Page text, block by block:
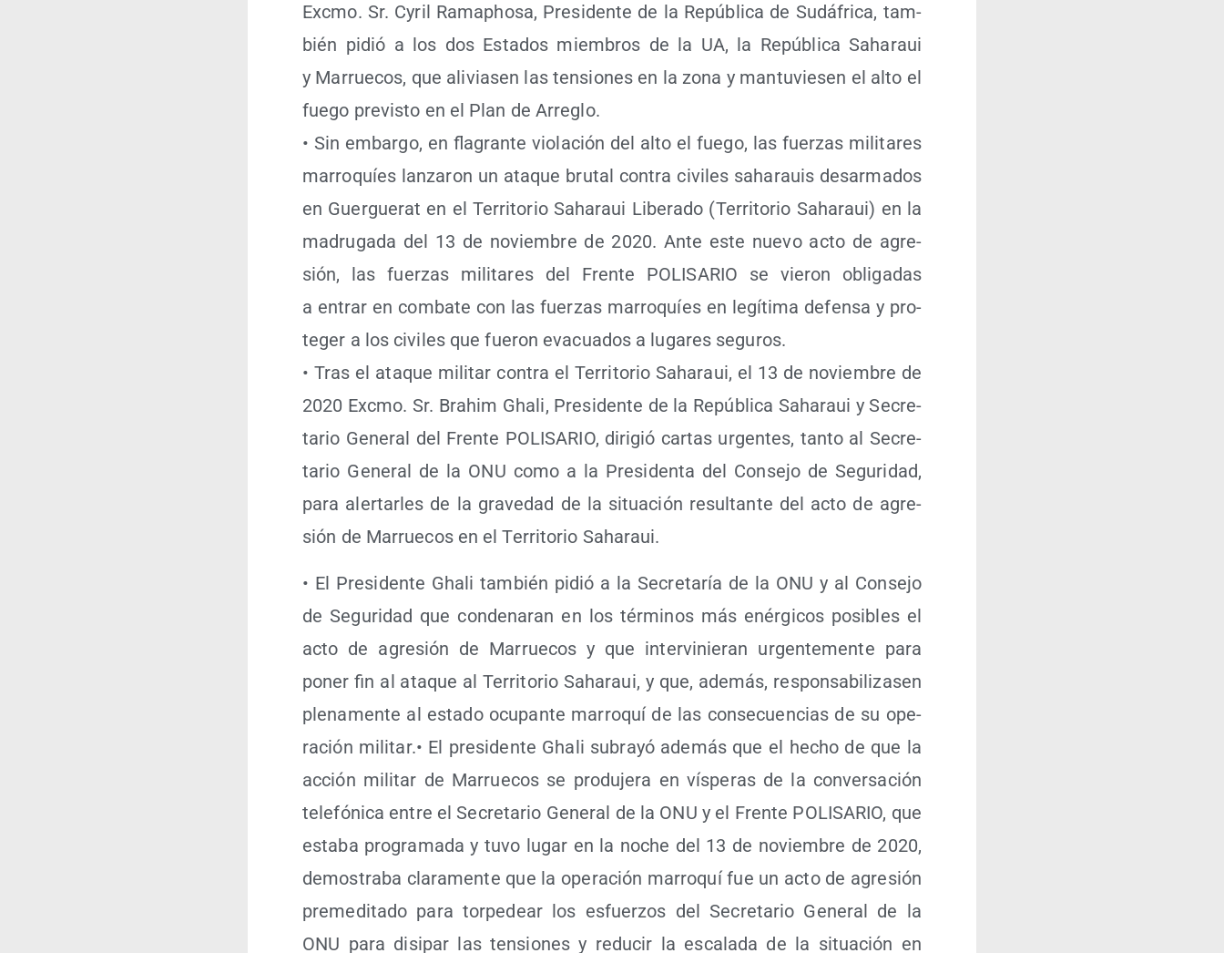
Exc­mo. Sr. Cyril Ramapho­sa, Pre­si­den­te de la Repú­bli­ca de Sudá­fri­ca, tam­
bién pidió a los dos Esta­dos miem­bros de la UA, la Repú­bli­ca Saha­raui
y Marrue­cos, que ali­via­sen las ten­sio­nes en la zona y man­tu­vie­sen el alto el
fue­go pre­vis­to en el Plan de Arre­glo.
• Sin embar­go, en fla­gran­te vio­la­ción del alto el fue­go, las fuer­zas mili­ta­res
marro­quíes lan­za­ron un ata­que bru­tal con­tra civi­les saha­rauis des­ar­ma­dos
en Guer­gue­rat en el Terri­to­rio Saha­raui Libe­ra­do (Terri­to­rio Saha­raui) en la
madru­ga­da del 13 de noviem­bre de 2020. Ante este nue­vo acto de agre­
sión, las fuer­zas mili­ta­res del Fren­te POLISARIO se vie­ron obli­ga­das
a entrar en com­ba­te con las fuer­zas marro­quíes en legí­ti­ma defen­sa y pro­
te­ger a los civi­les que fue­ron eva­cua­dos a luga­res segu­ros.
• Tras el ata­que mili­tar con­tra el Terri­to­rio Saha­raui, el 13 de noviem­bre de
2020 Exc­mo. Sr. Brahim Gha­li, Pre­si­den­te de la Repú­bli­ca Saha­raui y Secre­
ta­rio Gene­ral del Fren­te POLISARIO, diri­gió car­tas urgen­tes, tan­to al Secre­
ta­rio Gene­ral de la ONU como a la Pre­si­den­ta del Con­se­jo de Segu­ri­dad,
para aler­tar­les de la gra­ve­dad de la situa­ción resul­tan­te del acto de agre­
sión de Marrue­cos en el Terri­to­rio Saharaui.
• El Pre­si­den­te Gha­li tam­bién pidió a la Secre­ta­ría de la ONU y al Con­se­jo
de Segu­ri­dad que con­de­na­ran en los tér­mi­nos más enér­gi­cos posi­bles el
acto de agre­sión de Marrue­cos y que inter­vi­nie­ran urgen­te­men­te para
poner fin al ata­que al Terri­to­rio Saha­raui, y que, ade­más, res­pon­sa­bi­li­za­sen
ple­na­men­te al esta­do ocu­pan­te marro­quí de las con­se­cuen­cias de su ope­
ra­ción mili­tar.• El pre­si­den­te Gha­li sub­ra­yó ade­más que el hecho de que la
acción mili­tar de Marrue­cos se pro­du­je­ra en vís­pe­ras de la con­ver­sa­ción
tele­fó­ni­ca entre el Secre­ta­rio Gene­ral de la ONU y el Fren­te POLISARIO, que
esta­ba pro­gra­ma­da y tuvo lugar en la noche del 13 de noviem­bre de 2020,
demos­tra­ba cla­ra­men­te que la ope­ra­ción marro­quí fue un acto de agre­sión
pre­me­di­ta­do para tor­pe­dear los esfuer­zos del Secre­ta­rio Gene­ral de la
ONU para disi­par las ten­sio­nes y redu­cir la esca­la­da de la situa­ción en